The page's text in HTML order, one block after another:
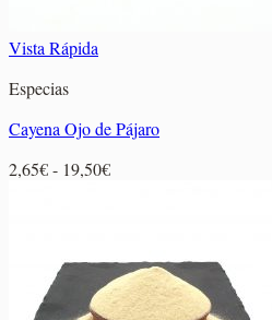
Vista Rápida
Especias
Cayena Ojo de Pájaro
2,65€- 19,50€Rango
2,65€
hasta
19,50€